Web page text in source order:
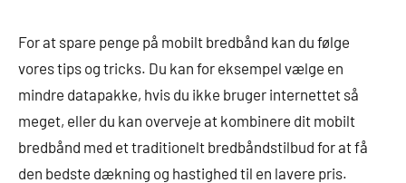
For at spare penge på mobilt bredbånd kan du følge
vores tips og tricks. Du kan for eksempel vælge en
mindre datapakke, hvis du ikke bruger internettet så
meget, eller du kan overveje at kombinere dit mobilt
bredbånd med et traditionelt bredbåndstilbud for at få
den bedste dækning og hastighed til en lavere pris.